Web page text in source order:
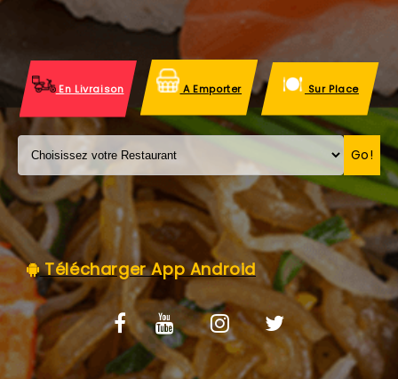
VOS AVIS
MENTIONS LÉGALES
C.G.V
En Livraison A Emporter Sur Place
Go!
Télécharger App Android